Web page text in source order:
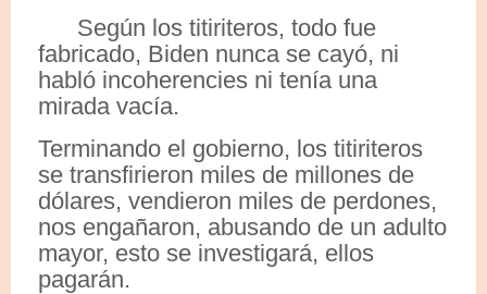
Según los titiriteros, todo fue
fabricado, Biden nunca se cayó, ni
habló incoherencies ni tenía una
mirada vacía.
Terminando el gobierno, los titiriteros
se transfirieron miles de millones de
dólares, vendieron miles de perdones,
nos engañaron, abusando de un adulto
mayor, esto se investigará, ellos
pagarán.